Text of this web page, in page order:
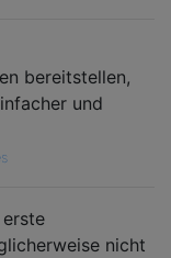
bereitstellen,
und
nicht